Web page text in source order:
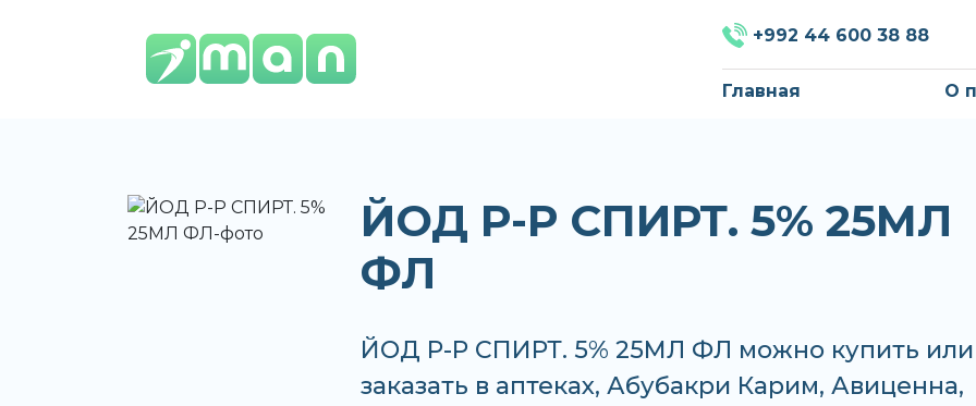
+992 44 600 38 88
Главная О
ЙОД Р-Р СПИРТ. 5% 25МЛ
ФЛ
ЙОД Р-Р СПИРТ. 5% 25МЛ ФЛ можно купить или
заказать в аптеках, Абубакри Карим, Авиценна,